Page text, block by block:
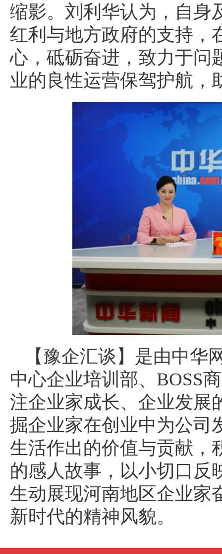
缩影。刘利华认为，自身
红利与地方政府的支持，
心，砥砺奋进，致力于问
业的良性运营保驾护航，
【豫企汇谈】是由中
中心企业培训部、BOSS
注企业家成长、企业发展
掘企业家在创业中为公司
生活作出的价值与贡献，
的感人故事，以小切口反
生动展现河南地区企业家
新时代的精神风貌。